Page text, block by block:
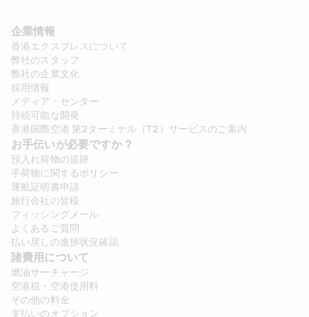
企業情報
香港エクスプレスについて
弊社のスタッフ
弊社の企業文化
採用情報
メディア・センター
持続可能な開発
香港国際空港 第2ターミナル（T2）サービスのご案内
お手伝いが必要ですか？
預入れ荷物の追跡
手荷物に関するポリシー
運航証明書申請
旅行会社の皆様
フィッシングメール
よくあるご質問
払い戻しの進捗状況確認
諸費用について
燃油サーチャージ
空港税・空港使用料
その他の料金
支払いのオプション